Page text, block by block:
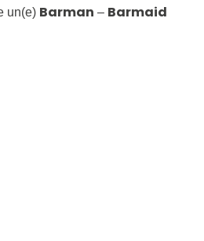
un(e) Barman – Barmaid